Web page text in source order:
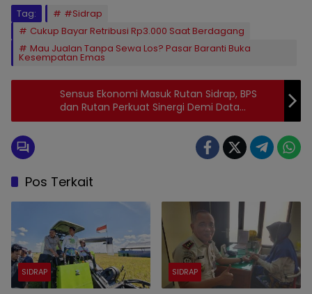
Tag:
#Sidrap
Cukup Bayar Retribusi Rp3.000 Saat Berdagang
Mau Jualan Tanpa Sewa Los? Pasar Baranti Buka
Kesempatan Emas
Sensus Ekonomi Masuk Rutan Sidrap, BPS
dan Rutan Perkuat Sinergi Demi Data
Pembangunan yang Akurat
Pos Terkait
SIDRAP SIDRAP